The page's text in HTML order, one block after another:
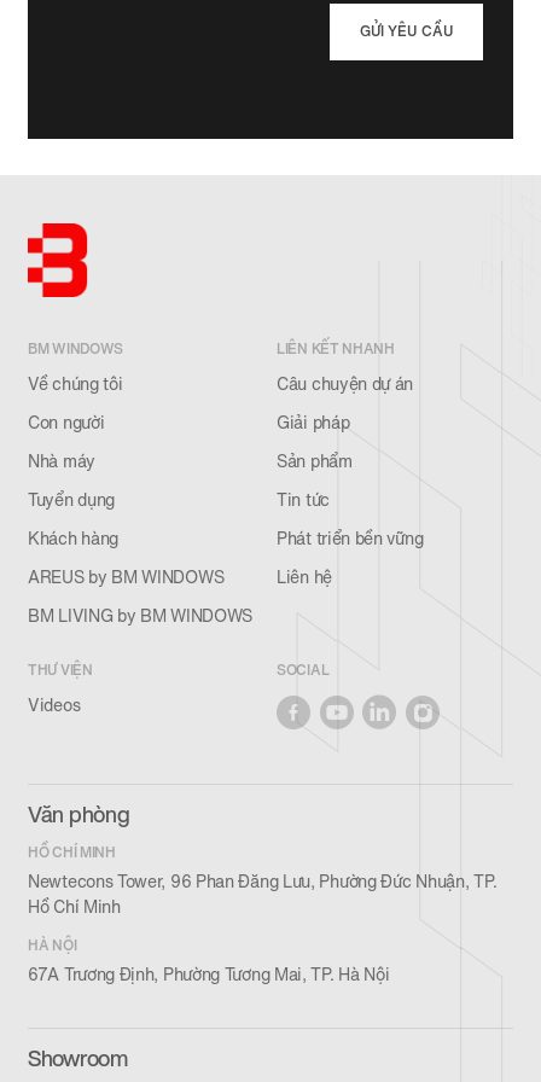
pdf.
BM WINDOWS
Về chúng tôi
Con người
Nhà máy
Tuyển dụng
Khách hàng
AREUS by BM WINDOWS
BM LIVING by BM WINDOWS
LIÊN KẾT NHANH
Câu chuyện dự án
Giải pháp
Sản phẩm
Tin tức
Phát triển bền vững
Liên hệ
THƯ VIỆN
Videos
SOCIAL
Văn phòng
HỒ CHÍ MINH
Newtecons Tower, 96 Phan Đăng Lưu, Phường Đức Nhuận, TP.
Hồ Chí Minh
HÀ NỘI
67A Trương Định, Phường Tương Mai, TP. Hà Nội
Showroom